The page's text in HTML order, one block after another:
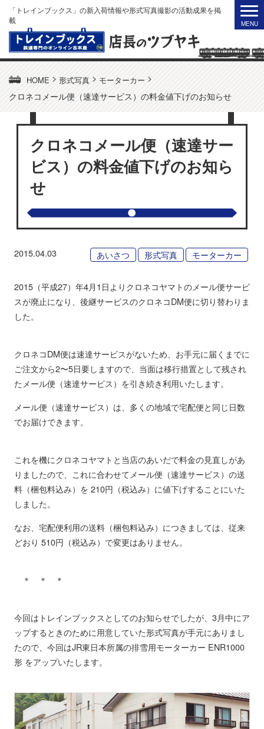
「トレインブックス」の新入荷情報や形式写真撮影の活動成果を掲
載
HOME > 形式写真 > モーターカー >
クロネコメール便（速達サービス）の料金値下げのお知らせ
クロネコメール便（速達サー
ビス）の料金値下げのお知ら
せ
2015.04.03 あいさつ 形式写真 モーターカー
2015（平成27）年4月1日よりクロネコヤマトのメール便サービ
スが廃止になり、後継サービスのクロネコDM便に切り替わりま
した。
クロネコDM便は速達サービスがないため、お手元に届くまでに
ご注文から2〜5日要しますので、当面は移行措置として残され
たメール便（速達サービス）を引き続き利用いたします。
メール便（速達サービス）は、多くの地域で宅配便と同じ日数
でお届けできます。
これを機にクロネコヤマトと当店のあいだで料金の見直しがあ
りましたので、これに合わせてメール便（速達サービス）の送
料（梱包料込み）を 210円（税込み）に値下げすることにいた
しました。
なお、宅配便利用の送料（梱包料込み）につきましては、従来
どおり 510円（税込み）で変更はありません。
＊ ＊ ＊
今回はトレインブックスとしてのお知らせでしたが、3月中にア
ップするときのために用意していた形式写真が手元にありまし
たので、今回はJR東日本所属の排雪用モーターカー ENR1000
形 をアップいたします。